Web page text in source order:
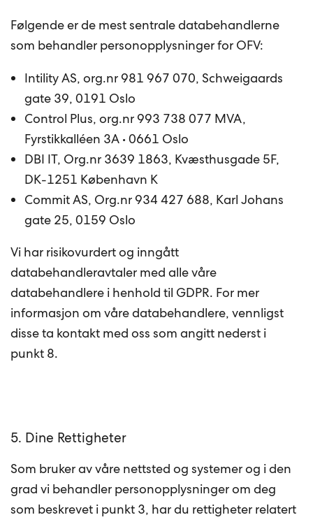
Følgende er de mest sentrale databehandlerne
som behandler personopplysninger for OFV:
Intility AS, org.nr 981 967 070, Schweigaards
gate 39, 0191 Oslo
Control Plus, org.nr 993 738 077 MVA,
Fyrstikkalléen 3A • 0661 Oslo
DBI IT, Org.nr 3639 1863, Kvæsthusgade 5F,
DK-1251 København K
Commit AS, Org.nr 934 427 688, Karl Johans
gate 25, 0159 Oslo
Vi har risikovurdert og inngått
databehandleravtaler med alle våre
databehandlere i henhold til GDPR. For mer
informasjon om våre databehandlere, vennligst
disse ta kontakt med oss som angitt nederst i
punkt 8.
5. Dine Rettigheter
Som bruker av våre nettsted og systemer og i den
grad vi behandler personopplysninger om deg
som beskrevet i punkt 3, har du rettigheter relatert